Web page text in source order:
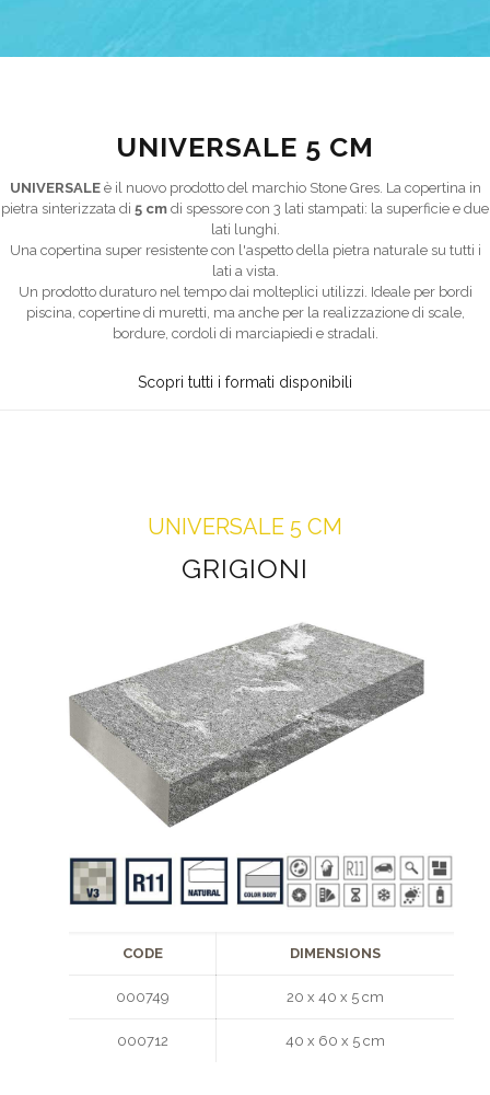
UNIVERSALE 5 CM
UNIVERSALE è il nuovo prodotto del marchio Stone Gres. La copertina in
pietra sinterizzata di 5 cm di spessore con 3 lati stampati: la superficie e due
lati lunghi.
Una copertina super resistente con l'aspetto della pietra naturale su tutti i
lati a vista.
Un prodotto duraturo nel tempo dai molteplici utilizzi. Ideale per bordi
piscina, copertine di muretti, ma anche per la realizzazione di scale,
bordure, cordoli di marciapiedi e stradali.
Scopri tutti i formati disponibili
UNIVERSALE 5 CM
GRIGIONI
CODE DIMENSIONS
000749 20 x 40 x 5 cm
000712 40 x 60 x 5 cm